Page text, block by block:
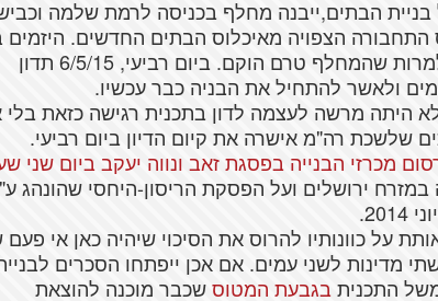
בניית הבתים,ייבנה מחלף בכניסה לרמתשלמה
התחבורה הצפויה מאיכלוס הבתים החדשים. היזמים
שהמחלף טרם הוקם. ביום רביעי, 6/5/15
תדון
ולאשר להתחילאת הבניה כברעכשיו.
היתה מרשה לעצמה לדון בתכנית רגישה כזאת בלי
שלשכת רה"מאישרה את קיום הדיון ביום רביעי.
מכרזי הבנייה בפסגת זאב ונווה יעקב ביום שני
במזרח ירושלים ועל הפסקת הריסון-היחסי שהונהג
יוני
עלכוונותיו להרוסאת הסיכוי שיהיה כאן אי פעם
מדינות לשני עמים. אם אכן ייפתחו הסכרים
התכנית בגבעת המטוסשכבר מוכנה להוצאת